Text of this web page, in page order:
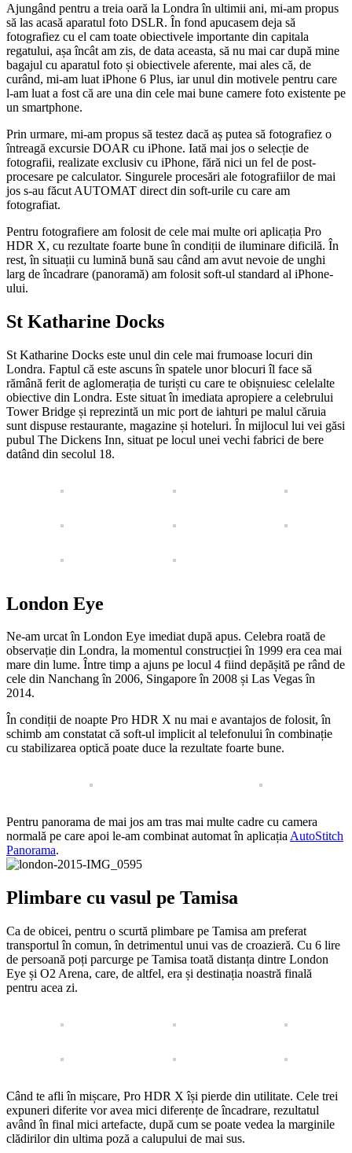
Ajungând pentru a treia oară la Londra în ultimii ani, mi-am propus
să las acasă aparatul foto DSLR. În fond apucasem deja să
fotografiez cu el cam toate obiectivele importante din capitala
regatului, așa încât am zis, de data aceasta, să nu mai car după mine
bagajul cu aparatul foto și obiectivele aferente, mai ales că, de
curând, mi-am luat iPhone 6 Plus, iar unul din motivele pentru care
l-am luat a fost că are una din cele mai bune camere foto existente pe
un smartphone.
Prin urmare, mi-am propus să testez dacă aș putea să fotografiez o
întreagă excursie DOAR cu iPhone. Iată mai jos o selecție de
fotografii, realizate exclusiv cu iPhone, fără nici un fel de post-
procesare pe calculator. Singurele procesări ale fotografiilor de mai
jos s-au făcut AUTOMAT direct din soft-urile cu care am
fotografiat.
Pentru fotografiere am folosit de cele mai multe ori aplicația Pro
HDR X, cu rezultate foarte bune în condiții de iluminare dificilă. În
rest, în situații cu lumină bună sau când am avut nevoie de unghi
larg de încadrare (panoramă) am folosit soft-ul standard al iPhone-
ului.
St Katharine Docks
St Katharine Docks este unul din cele mai frumoase locuri din
Londra. Faptul că este ascuns în spatele unor blocuri îl face să
rămână ferit de aglomerația de turiști cu care te obișnuiesc celelalte
obiective din Londra. Este situat în imediata apropiere a celebrului
Tower Bridge și reprezintă un mic port de iahturi pe malul căruia
sunt dispuse restaurante, magazine și hoteluri. În mijlocul lui vei găsi
pubul The Dickens Inn, situat pe locul unei vechi fabrici de bere
datând din secolul 18.
London Eye
Ne-am urcat în London Eye imediat după apus. Celebra roată de
observație din Londra, la momentul construcției în 1999 era cea mai
mare din lume. Între timp a ajuns pe locul 4 fiind depășită pe rând de
cele din Nanchang în 2006, Singapore în 2008 și Las Vegas în
2014.
În condiții de noapte Pro HDR X nu mai e avantajos de folosit, în
schimb am constatat că soft-ul implicit al telefonului în combinație
cu stabilizarea optică poate duce la rezultate foarte bune.
Pentru panorama de mai jos am tras mai multe cadre cu camera
normală pe care apoi le-am combinat automat în aplicațiaAutoStitch
Panorama.
Plimbare cu vasul pe Tamisa
Ca de obicei, pentru o scurtă plimbare pe Tamisa am preferat
transportul în comun, în detrimentul unui vas de croazieră. Cu 6 lire
de persoană poți parcurge pe Tamisa toată distanța dintre London
Eye și O2 Arena, care, de altfel, era și destinația noastră finală
pentru acea zi.
Când te afli în mișcare, Pro HDR X își pierde din utilitate. Cele trei
expuneri diferite vor avea mici diferențe de încadrare, rezultatul
având în final mici artefacte, după cum se poate vedea la marginile
clădirilor din ultima poză a calupului de mai sus.